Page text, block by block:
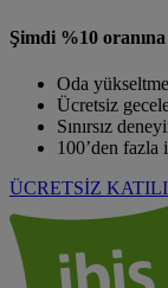
Şimdi %10
Oda
Ücretsiz
Sınırsız
100’den fazla
ÜCRETSİZ